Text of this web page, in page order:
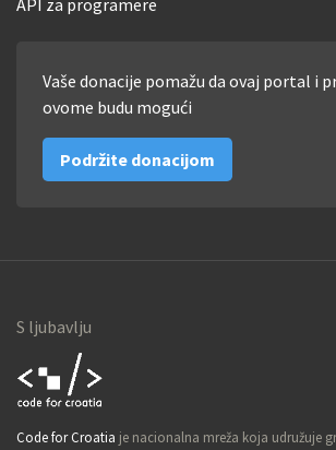
Vaše donacije pomažu da ovaj portal i
ovome budu mogući
Podržite donacijom
S ljubavlju
Code for Croatia je nacionalna mreža koja udružuje